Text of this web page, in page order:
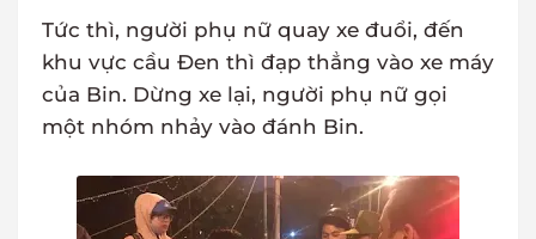
Tức thì, người phụ nữ quay xe đuổi, đến
khu vực cầu Đen thì đạp thẳng vào xe máy
của Bin. Dừng xe lại, người phụ nữ gọi
một nhóm nhảy vào đánh Bin.